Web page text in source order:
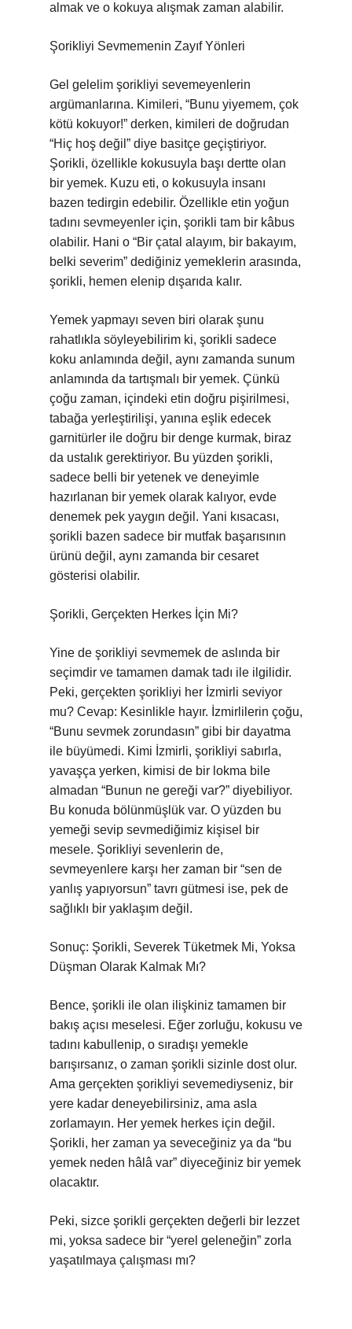
almak ve o kokuya alışmak zaman alabilir.
Şorikliyi Sevmemenin Zayıf Yönleri
Gel gelelim şorikliyi sevemeyenlerin
argümanlarına. Kimileri, “Bunu yiyemem, çok
kötü kokuyor!” derken, kimileri de doğrudan
“Hiç hoş değil” diye basitçe geçiştiriyor.
Şorikli, özellikle kokusuyla başı dertte olan
bir yemek. Kuzu eti, o kokusuyla insanı
bazen tedirgin edebilir. Özellikle etin yoğun
tadını sevmeyenler için, şorikli tam bir kâbus
olabilir. Hani o “Bir çatal alayım, bir bakayım,
belki severim” dediğiniz yemeklerin arasında,
şorikli, hemen elenip dışarıda kalır.
Yemek yapmayı seven biri olarak şunu
rahatlıkla söyleyebilirim ki, şorikli sadece
koku anlamında değil, aynı zamanda sunum
anlamında da tartışmalı bir yemek. Çünkü
çoğu zaman, içindeki etin doğru pişirilmesi,
tabağa yerleştirilişi, yanına eşlik edecek
garnitürler ile doğru bir denge kurmak, biraz
da ustalık gerektiriyor. Bu yüzden şorikli,
sadece belli bir yetenek ve deneyimle
hazırlanan bir yemek olarak kalıyor, evde
denemek pek yaygın değil. Yani kısacası,
şorikli bazen sadece bir mutfak başarısının
ürünü değil, aynı zamanda bir cesaret
gösterisi olabilir.
Şorikli, Gerçekten Herkes İçin Mi?
Yine de şorikliyi sevmemek de aslında bir
seçimdir ve tamamen damak tadı ile ilgilidir.
Peki, gerçekten şorikliyi her İzmirli seviyor
mu? Cevap: Kesinlikle hayır. İzmirlilerin çoğu,
“Bunu sevmek zorundasın” gibi bir dayatma
ile büyümedi. Kimi İzmirli, şorikliyi sabırla,
yavaşça yerken, kimisi de bir lokma bile
almadan “Bunun ne gereği var?” diyebiliyor.
Bu konuda bölünmüşlük var. O yüzden bu
yemeği sevip sevmediğimiz kişisel bir
mesele. Şorikliyi sevenlerin de,
sevmeyenlere karşı her zaman bir “sen de
yanlış yapıyorsun” tavrı gütmesi ise, pek de
sağlıklı bir yaklaşım değil.
Sonuç: Şorikli, Severek Tüketmek Mi, Yoksa
Düşman Olarak Kalmak Mı?
Bence, şorikli ile olan ilişkiniz tamamen bir
bakış açısı meselesi. Eğer zorluğu, kokusu ve
tadını kabullenip, o sıradışı yemekle
barışırsanız, o zaman şorikli sizinle dost olur.
Ama gerçekten şorikliyi sevemediyseniz, bir
yere kadar deneyebilirsiniz, ama asla
zorlamayın. Her yemek herkes için değil.
Şorikli, her zaman ya seveceğiniz ya da “bu
yemek neden hâlâ var” diyeceğiniz bir yemek
olacaktır.
Peki, sizce şorikli gerçekten değerli bir lezzet
mi, yoksa sadece bir “yerel geleneğin” zorla
yaşatılmaya çalışması mı?